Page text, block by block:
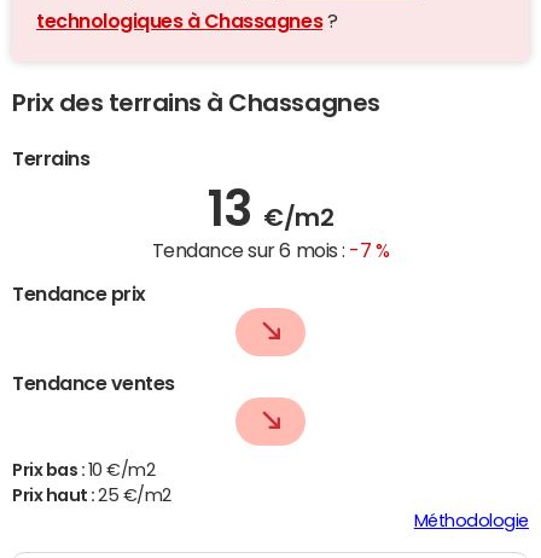
technologiques à Chassagnes?
Prix des terrains à Chassagnes
Terrains
13 €/m2
Tendance sur 6 mois : -7 %
Tendance prix
Tendance ventes
Prix bas : 10 €/m2
Prix haut :25 €/m2
Méthodologie